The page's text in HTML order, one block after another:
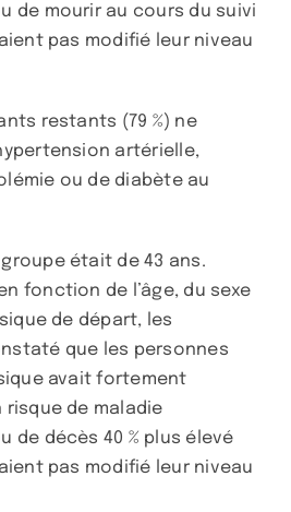
de mourir au cours du suivi
pas modifié leur niveau
restants (79 %) ne
artérielle,
ou de diabète au
groupe était de 43 ans.
fonction de l’âge, du sexe
de départ, les
que les personnes
avait fortement
risque de maladie
de décès 40 % plus élevé
pas modifié leur niveau